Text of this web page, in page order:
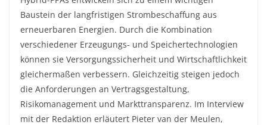
Baustein der langfristigen Strombeschaffung aus
erneuerbaren Energien. Durch die Kombination
verschiedener Erzeugungs- und Speichertechnologien
können sie Versorgungssicherheit und Wirtschaftlichkeit
gleichermaßen verbessern. Gleichzeitig steigen jedoch
die Anforderungen an Vertragsgestaltung,
Risikomanagement und Markttransparenz. Im Interview
mit der Redaktion erläutert Pieter van der Meulen,